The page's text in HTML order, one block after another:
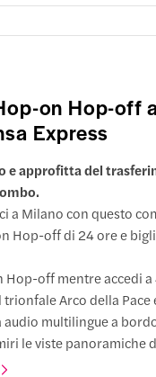
on Hop-off
Express
e approfitta del
a Milano con questo
Hop-off di 24 ore e
off mentre accedi
Arco della Pace
multilingue a
le viste panoramiche